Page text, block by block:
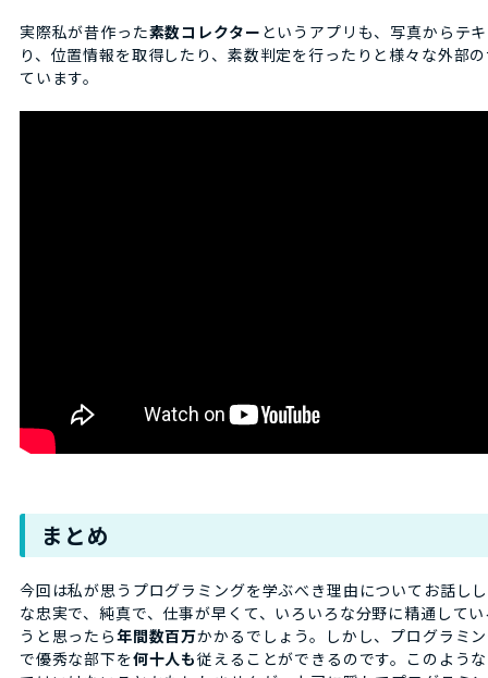
実際私が昔作った素数コレクター というアプリも、写真からテ
り、位置情報を取得したり、素数判定を行ったりと様々な外部
ています。
まとめ
今回は私が思うプログラミングを学ぶべき理由についてお話し
な忠実で、純真で、仕事が早くて、いろいろな分野に精通して
うと思ったら年間数百万かかるでしょう。しかし、プログラミ
で優秀な部下を何十人も従えることができるのです。このよう